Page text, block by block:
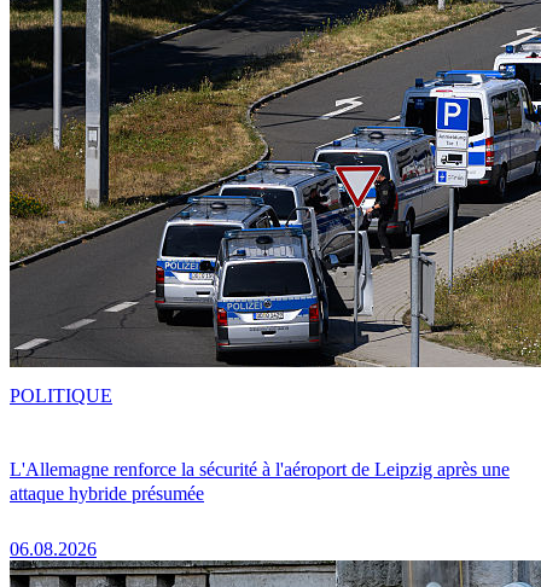
L'Allemagne renforce la sécurité à l'aéroport de Leipzig après une
attaque hybride présumée
06.08.2026
POLITIQUE